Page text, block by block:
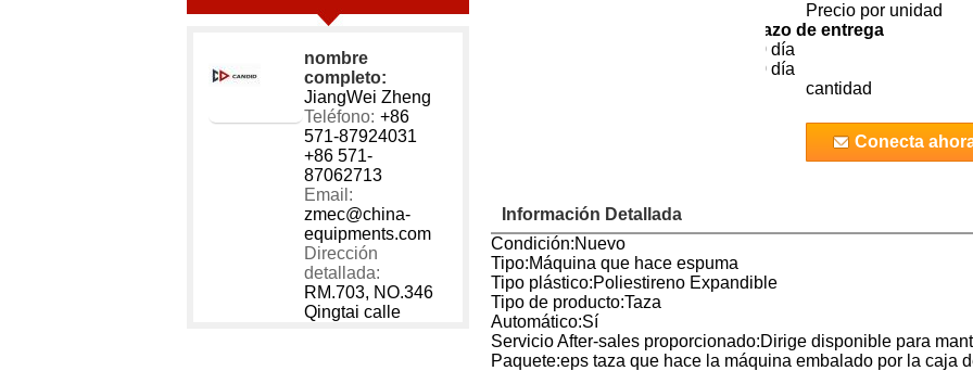
nombre
completo:
JiangWei Zheng
Teléfono: +86
571-87924031
+86 571-
87062713
Email:
zmec@china-
equipments.com
Dirección
detallada:
RM.703, NO.346
Qingtai calle
Precio por unidad
plazo de entrega
60 día
60 día
cantidad
Conecta
Información Detallada
Condición:Nuevo
Tipo:Máquina que hace espuma
Tipo plástico:Poliestireno Expandible
Tipo de producto:Taza
Automático:Sí
Servicio After-sales proporcionado:Dirige disponible para
Paquete:eps taza que hace la máquina embalado por la caja